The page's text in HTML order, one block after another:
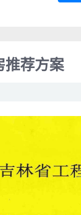
推荐方案